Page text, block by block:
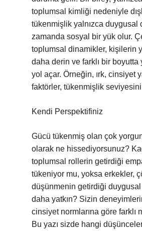
toplumsal kimliği nedeniyle
tükenmişlik yalnızca duygusal
zamanda sosyal bir yük olur.
toplumsal dinamikler, kişilerin
daha derin ve farklı bir boyutta
yol açar. Örneğin, ırk, cinsiyet
faktörler, tükenmişlik
Kendi Perspektifiniz
Gücü tükenmiş olan çok
olarak ne hissediyorsunuz?
toplumsal rollerin getirdiği
tükeniyor mu, yoksa erkekler,
düşünmenin getirdiği duygusal
daha yatkın? Sizin
cinsiyet normlarına göre farklı
Bu yazı sizde hangi